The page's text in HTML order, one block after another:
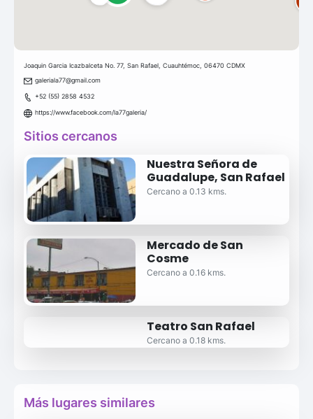
Joaquin Garcia Icazbalceta No. 77, San Rafael, Cuauhtémoc, 06470 CDMX
galeriala77@gmail.com
+52 (55) 2858 4532
https://www.facebook.com/la77galeria/
Sitios cercanos
Nuestra Señora de
Guadalupe, San Rafael
Cercano a 0.13 kms.
Mercado de San
Cosme
Cercano a 0.16 kms.
Teatro San Rafael
Cercano a 0.18 kms.
Más lugares similares